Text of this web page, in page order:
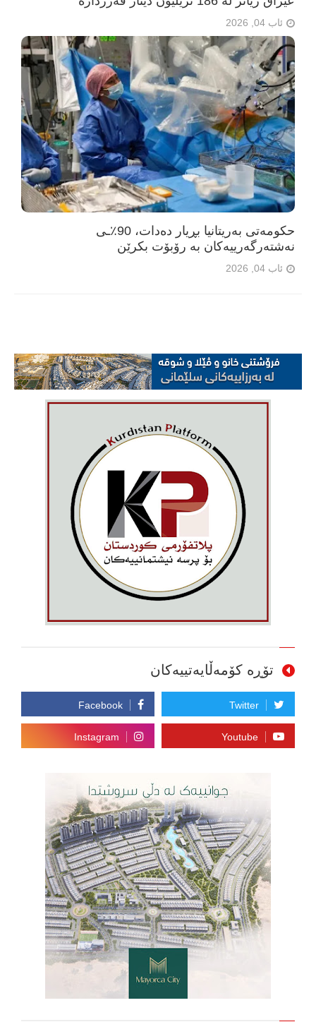
ئاب 04, 2026
حکومەتی بەریتانیا بڕیار دەدات، 90٪ـی
نەشتەرگەرییەکان بە رۆبۆت بکرێن
ئاب 04, 2026
تۆڕە کۆمەڵایەتییەکان